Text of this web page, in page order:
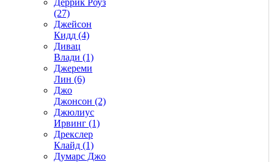
(27)
Джейсон
Кидд (4)
Дивац
Влади (1)
Джереми
Лин (6)
Джо
Джонсон (2)
Джюлиус
Ирвинг (1)
Дрекслер
Клайд (1)
Думарс Джо